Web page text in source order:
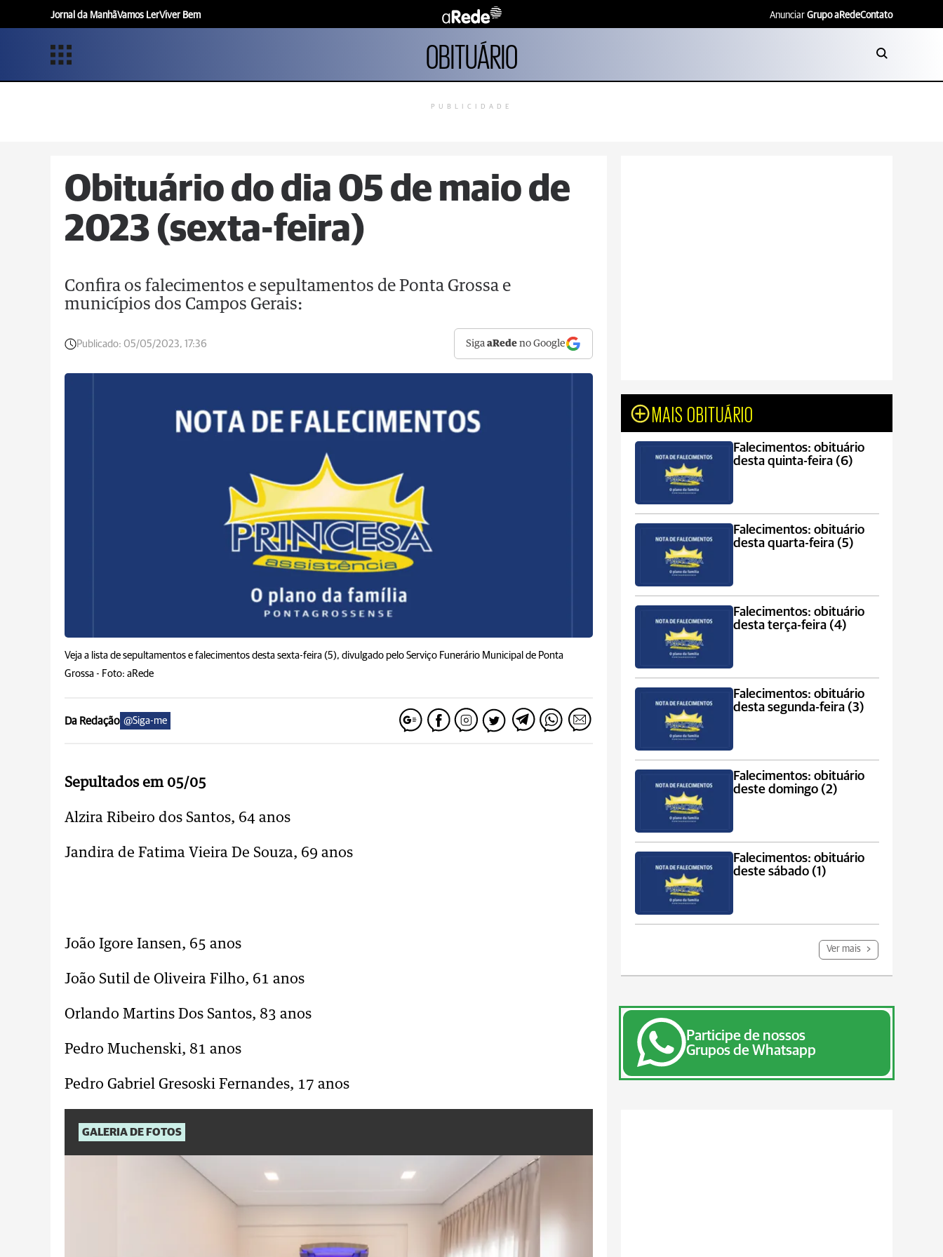
Jornal da ManhãVamos LerViver Bem Anunciar Grupo aRedeContato
OBITUÁRIO
PUBLICIDADE
Obituário do dia 05 de maio de
2023 (sexta-feira)
Confira os falecimentos e sepultamentos de Ponta Grossa e
municípios dos Campos Gerais:
Publicado: 05/05/2023, 17:36 SigaaRede no Google
Veja a lista de sepultamentos e falecimentos desta sexta-feira (5), divulgado pelo Serviço Funerário Municipal de Ponta
Grossa - Foto: aRede
Da Redação @Siga-me
Sepultados em 05/05
Alzira Ribeiro dos Santos, 64 anos
Jandira de Fatima Vieira De Souza, 69 anos
João Igore Iansen, 65 anos
João Sutil de Oliveira Filho, 61 anos
Orlando Martins Dos Santos, 83 anos
Pedro Muchenski, 81 anos
Pedro Gabriel Gresoski Fernandes, 17 anos
GALERIA DE FOTOS
MAIS OBITUÁRIO
Falecimentos: obituário
desta quinta-feira (6)
Falecimentos: obituário
desta quarta-feira (5)
Falecimentos: obituário
desta terça-feira (4)
Falecimentos: obituário
desta segunda-feira (3)
Falecimentos: obituário
deste domingo (2)
Falecimentos: obituário
deste sábado (1)
Ver mais
Participe de nossos
Grupos de Whatsapp